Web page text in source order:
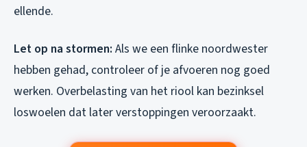
ellende.
Let op na stormen: Als we een flinke noordwester
hebben gehad, controleer of je afvoeren nog goed
werken. Overbelasting van het riool kan bezinksel
loswoelen dat later verstoppingen veroorzaakt.